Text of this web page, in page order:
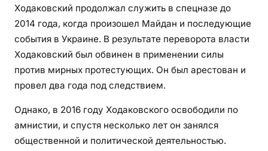
Ходаковский продолжал служить в спецназе до
2014 года, когда произошел Майдан и последующие
события в Украине. В результате переворота власти
Ходаковский был обвинен в применении силы
против мирных протестующих. Он был арестован и
провел два года под следствием.
Однако, в 2016 году Ходаковского освободили по
амнистии, и спустя несколько лет он занялся
общественной и политической деятельностью.